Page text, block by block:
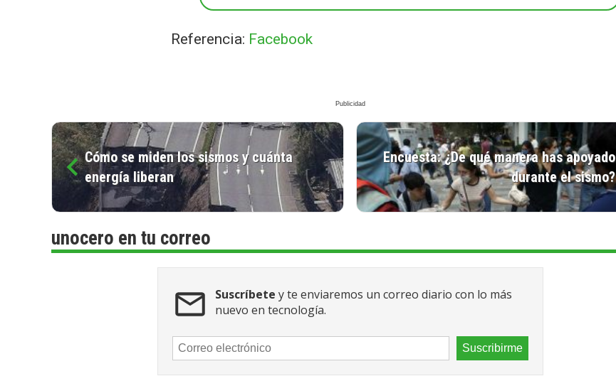
Referencia: Facebook
Cómo se miden los sismos y cuánta
energía liberan
Encuesta: ¿De qué manera has apoyado
durante el sismo?
unocero en tu correo
Suscríbete y te enviaremos un correo diario con lo más
nuevo en tecnología.